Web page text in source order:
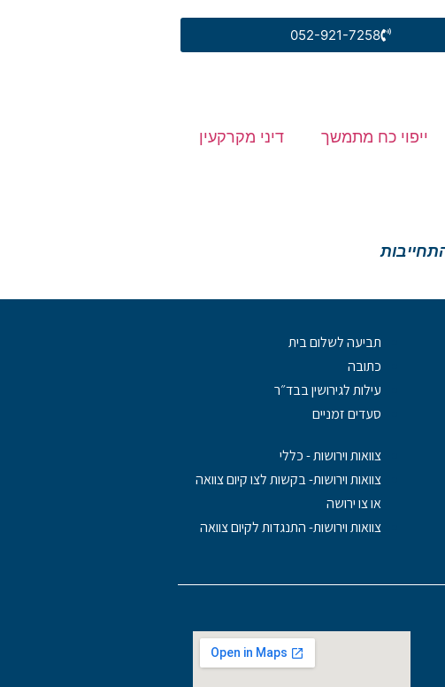
052-921-7258
ייפוי כח מתמשך דיני מקרקעין
תביעה לשלום בית
כתובה
עילות לגירושין בבד״ר
סעדים זמניים
צוואות וירושות - כללי
צוואות וירושות- בקשות לצו קיום צוואה
או צו ירושה
צוואות וירושות- התנגדות לקיום צוואה